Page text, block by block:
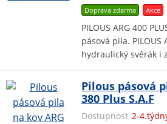
Doprava zdarma Akce
PILOUS ARG 400
pásová pila. PILOUS
hydraulický svěrák i
Pilous pásová
380 Plus S.A.F
Dostupnost 2-